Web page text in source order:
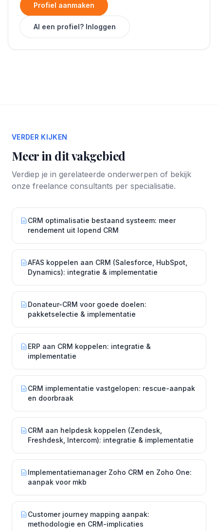
Profiel aanmaken
Al een profiel? Inloggen
VERDER KIJKEN
Meer in dit vakgebied
Verdiep je in gerelateerde onderwerpen of bekijk
onze freelance consultants per specialisatie.
CRM optimalisatie bestaand systeem: meer
rendement uit lopend CRM
AFAS koppelen aan CRM (Salesforce, HubSpot,
Dynamics): integratie & implementatie
Donateur-CRM voor goede doelen:
pakketselectie & implementatie
ERP aan CRM koppelen: integratie &
implementatie
CRM implementatie vastgelopen: rescue-aanpak
en doorbraak
CRM aan helpdesk koppelen (Zendesk,
Freshdesk, Intercom): integratie & implementatie
Implementatiemanager Zoho CRM en Zoho One:
aanpak voor mkb
Customer journey mapping aanpak:
methodologie en CRM-implicaties